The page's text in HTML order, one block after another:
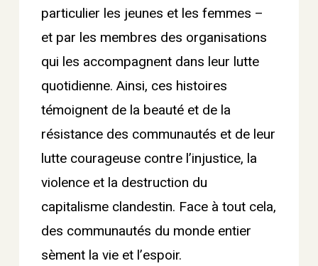
particulier les jeunes et les femmes –
et par les membres des organisations
qui les accompagnent dans leur lutte
quotidienne. Ainsi, ces histoires
témoignent de la beauté et de la
résistance des communautés et de leur
lutte courageuse contre l’injustice, la
violence et la destruction du
capitalisme clandestin. Face à tout cela,
des communautés du monde entier
sèment la vie et l’espoir.